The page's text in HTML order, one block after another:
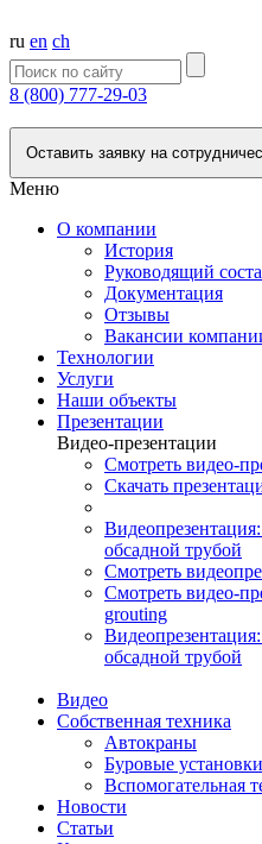
ru en ch
8 (800) 777-29-03
Оставить заявку на
Меню
О компании
История
Руководящий
Документация
Отзывы
Вакансии
Технологии
Услуги
Наши объекты
Презентации
Видео-презентации
Смотреть видео-
Скачать
обсадной трубой
Смотреть
Смотреть видео-
grouting
обсадной трубой
Видео
Собственная техника
Автокраны
Буровые установки
Вспомогательная
Новости
Статьи